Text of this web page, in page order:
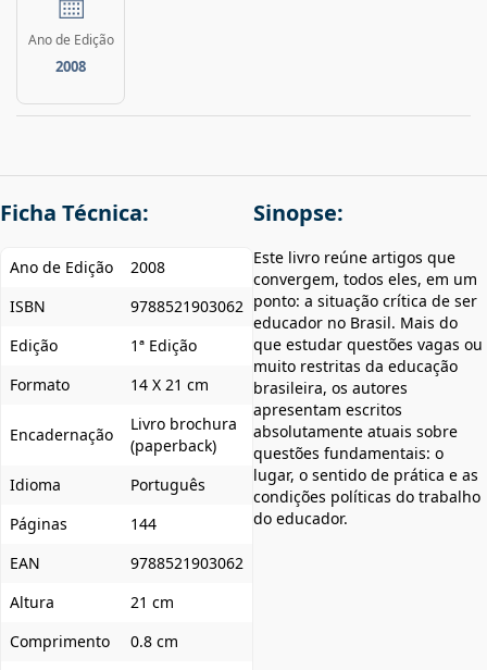
Ano de Edição
2008
Ficha Técnica:
Ano de Edição
2008
ISBN
9788521903062
Edição
1ª Edição
Formato
14 X 21 cm
Encadernação
Livro brochura
(paperback)
Idioma
Português
Páginas
144
EAN
9788521903062
Altura
21 cm
Comprimento
0.8 cm
Sinopse:
Este livro reúne artigos que
convergem, todos eles, em um
ponto: a situação crítica de ser
educador no Brasil. Mais do
que estudar questões vagas ou
muito restritas da educação
brasileira, os autores
apresentam escritos
absolutamente atuais sobre
questões fundamentais: o
lugar, o sentido de prática e as
condições políticas do trabalho
do educador.